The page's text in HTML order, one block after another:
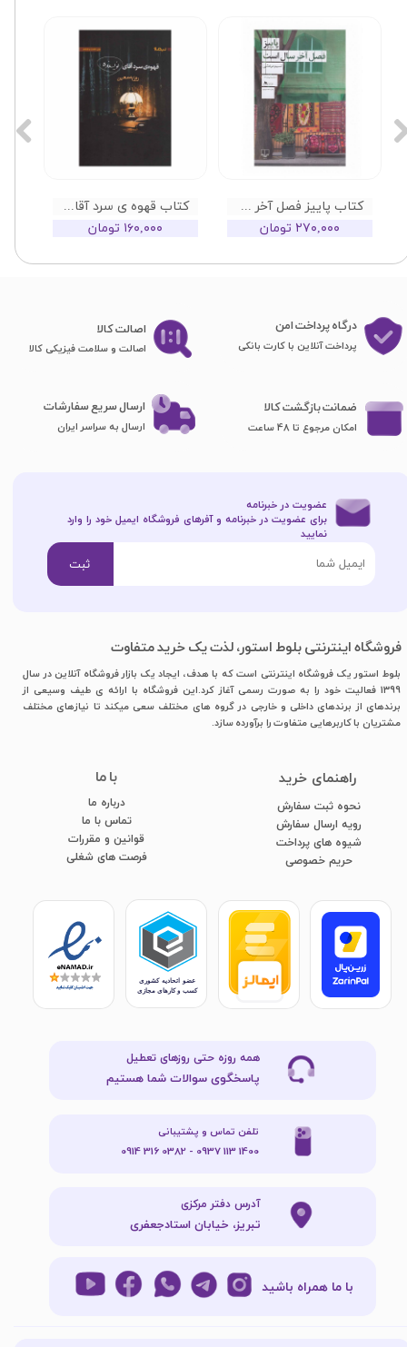
کتاب قهوه ی سرد آقای نویسنده
۱۶۰,۰۰۰ تومان
کتاب پاییز فصل آخر سال است
۲۷۰,۰۰۰ تومان
درگاه پرداخت امن
پرداخت آنلاین با کارت بانکی
فروشگاه اینترنتی بلوط استور، لذت یک خرید متفاوت
بلوط استور یک فروشگاه اینترنتی است که با هدف، ایجاد یک بازار فروشگاه آنلاین در سال
1399 فعالیت خود را به صورت رسمی آغاز کرد.این فروشگاه با ارائه ی طیف وسیعی از
برندهای از برندهای داخلی و خارجی در گروه های مختلف سعی میکند تا نیازهای مختلف
مشتریان با کاربرهایی متفاوت را برآورده سازد.
با ما
درباره ما
تماس با ما
قوانین و مقررات
فرصت های شغلی
​راهنمای خرید
نحوه ثبت سفارش
رویه ارسال سفارش
شیوه های پرداخت
​​​​​​​حریم خصوصی
اصا​​​​​​​لت کالا
اصالت و سلامت فیزیکی کالا
ضمانت بازگشت کالا
امکان مرجوع تا 48 ساعت
ارسال سریع سفارشات
ارسال به سراسر ایران
با ما همراه باشید
همه روزه حتی روزهای تعطیل
پاسخگوی سوالات شما هستیم
آدرس دفتر مرکزی
تبریز، خیابان استادجعفری
تلفن تماس و پشتیبانی
1400 113 0937 - 0382 316 0914
عضویت در خبرنامه
برای عضویت در خبرنامه و آفرهای فروشگاه ایمیل خود را وارد
نمایید​​​​​​​
ثبت